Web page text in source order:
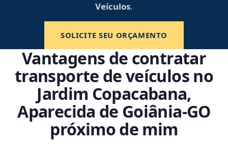
Veículos.
SOLICITE SEU ORÇAMENTO
Vantagens de contratar
transporte de veículos no
Jardim Copacabana,
Aparecida de Goiânia‑GO
próximo de mim